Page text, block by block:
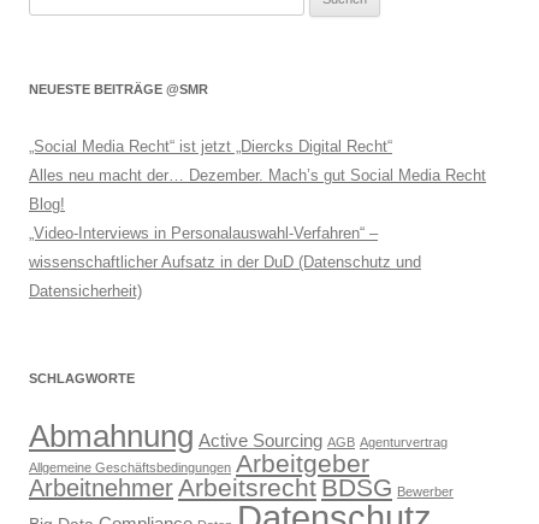
NEUESTE BEITRÄGE @SMR
„Social Media Recht“ ist jetzt „Diercks Digital Recht“
Alles neu macht der… Dezember. Mach’s gut Social Media Recht
Blog!
„Video-Interviews in Personalauswahl-Verfahren“ –
wissenschaftlicher Aufsatz in der DuD (Datenschutz und
Datensicherheit)
SCHLAGWORTE
Abmahnung Active Sourcing AGB Agenturvertrag
Allgemeine Geschäftsbedingungen Arbeitgeber
ArbeitnehmerArbeitsrecht BDSG Bewerber